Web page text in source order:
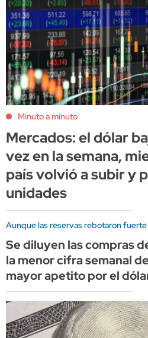
Minuto a minuto
Mercados: el dólar
vez en la semana,
país volvió a subir y
unidades
Aunque las reservas rebotaron fuerte
Se diluyen las compras
la menor cifra semanal
mayor apetito por el